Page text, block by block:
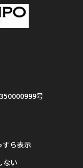
号
すら表示
ない